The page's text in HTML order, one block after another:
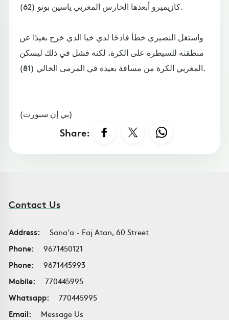
كازيميرو أبعدها الحارس المغربي ياسين بونو (62).
واستغل النصيري خطأ فادحًا لدي خيا الذي خرج بعيدًا عن
منطقته للسيطرة على الكرة، لكنه فشل في ذلك ليسكن
المغربي الكرة من مسافة بعيدة في المرمى الخالي (81).
(بي إن سبورت)
Share:
Contact Us
Address:
Sana'a - Faj Atan, 60 Street
Phone:
9671450121
Phone:
9671445993
Mobile:
770445995
Whatsapp:
770445995
Email:
Message Us